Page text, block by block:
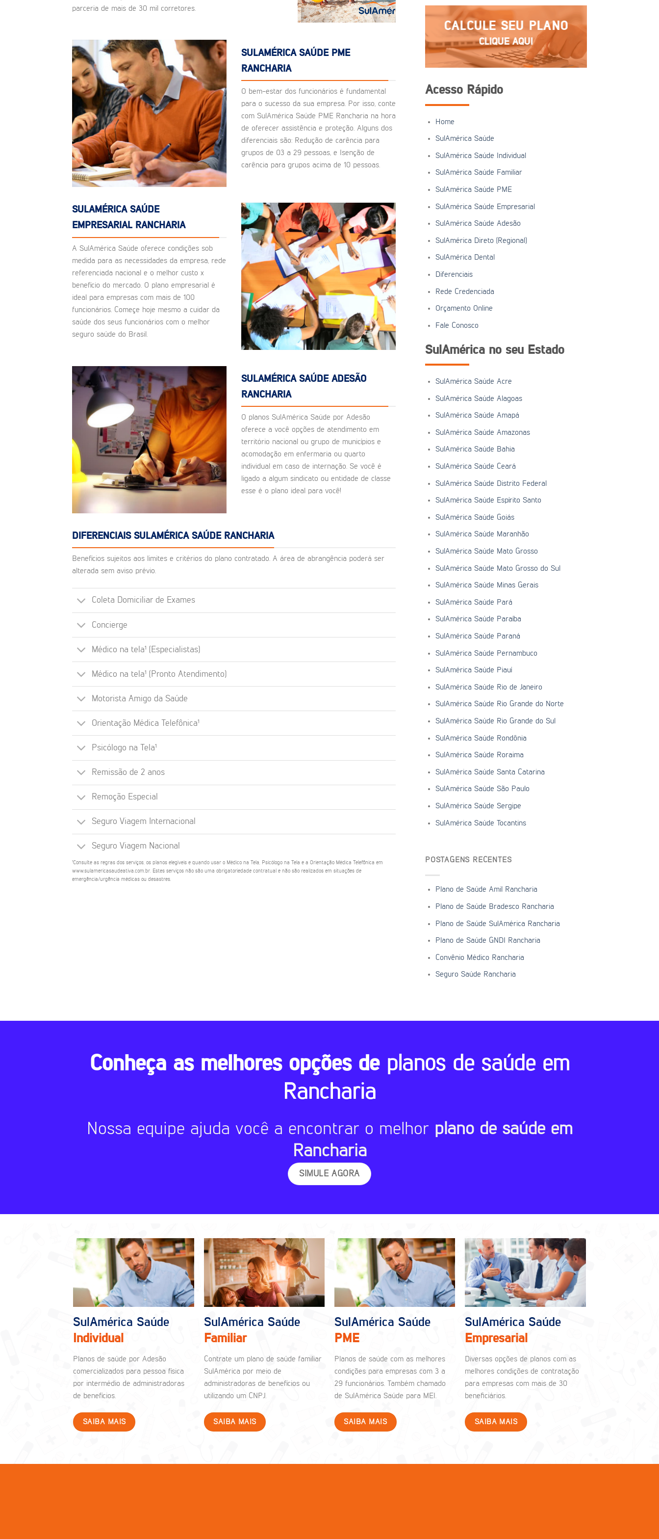
parceria de mais de 30 mil corretores.
SULAMÉRICA SAÚDE PME
RANCHARIA
O bem-estar dos funcionários é fundamental
para o sucesso da sua empresa. Por isso, conte
com SulAmérica Saúde PME Rancharia na hora
de oferecer assistência e proteção. Alguns dos
diferenciais são: Redução de carência para
grupos de 03 a 29 pessoas, e Isenção de
carência para grupos acima de 10 pessoas.
SULAMÉRICA SAÚDE
EMPRESARIAL RANCHARIA
A SulAmérica Saúde oferece condições sob
medida para as necessidades da empresa, rede
referenciada nacional e o melhor custo x
benefício do mercado. O plano empresarial é
ideal para empresas com mais de 100
funcionários. Começe hoje mesmo a cuidar da
saúde dos seus funcionários com o melhor
seguro saúde do Brasil.
SULAMÉRICA SAÚDE ADESÃO
RANCHARIA
O planos SulAmérica Saúde por Adesão
oferece a você opções de atendimento em
território nacional ou grupo de municípios e
acomodação em enfermaria ou quarto
individual em caso de internação. Se você é
ligado a algum sindicato ou entidade de classe
esse é o plano ideal para você!
DIFERENCIAIS SULAMÉRICA SAÚDE RANCHARIA
Benefícios sujeitos aos limites e critérios do plano contratado. A área de abrangência poderá ser
alterada sem aviso prévio.
Coleta Domiciliar de Exames
Concierge
Médico na tela¹ (Especialistas)
Médico na tela¹ (Pronto Atendimento)
Motorista Amigo da Saúde
Orientação Médica Telefônica¹
Psicólogo na Tela¹
Remissão de 2 anos
Remoção Especial
Seguro Viagem Internacional
Seguro Viagem Nacional
¹Consulte as regras dos serviços, os planos elegíveis e quando usar o Médico na Tela, Psicólogo na Tela e a Orientação Médica Telefônica em
www.sulamericasaudeativa.com.br. Estes serviços não são uma obrigatoriedade contratual e não são realizados em situações de
emergência/urgência médicas ou desastres.
CALCULE SEU PLANO
CLIQUE AQUI
Acesso Rápido
Home
SulAmérica Saúde
SulAmérica Saúde Individual
SulAmérica Saúde Familiar
SulAmérica Saúde PME
SulAmérica Saúde Empresarial
SulAmérica Saúde Adesão
SulAmérica Direto (Regional)
SulAmérica Dental
Diferenciais
Rede Credenciada
Orçamento Online
Fale Conosco
SulAmérica no seu Estado
SulAmérica Saúde Acre
SulAmérica Saúde Alagoas
SulAmérica Saúde Amapá
SulAmérica Saúde Amazonas
SulAmérica Saúde Bahia
SulAmérica Saúde Ceará
SulAmérica Saúde Distrito Federal
SulAmérica Saúde Espírito Santo
SulAmérica Saúde Goiás
SulAmérica Saúde Maranhão
SulAmérica Saúde Mato Grosso
SulAmérica Saúde Mato Grosso do Sul
SulAmérica Saúde Minas Gerais
SulAmérica Saúde Pará
SulAmérica Saúde Paraíba
SulAmérica Saúde Paraná
SulAmérica Saúde Pernambuco
SulAmérica Saúde Piauí
SulAmérica Saúde Rio de Janeiro
SulAmérica Saúde Rio Grande do Norte
SulAmérica Saúde Rio Grande do Sul
SulAmérica Saúde Rondônia
SulAmérica Saúde Roraima
SulAmérica Saúde Santa Catarina
SulAmérica Saúde São Paulo
SulAmérica Saúde Sergipe
SulAmérica Saúde Tocantins
POSTAGENS RECENTES
Plano de Saúde Amil Rancharia
Plano de Saúde Bradesco Rancharia
Plano de Saúde SulAmérica Rancharia
Plano de Saúde GNDI Rancharia
Convênio Médico Rancharia
Seguro Saúde Rancharia
Conheça as melhores opções de planos de saúde em
Rancharia
Nossa equipe ajuda você a encontrar o melhor plano de saúde em
Rancharia
SIMULE AGORA
SulAmérica Saúde
Individual
Planos de saúde por Adesão
comercializados para pessoa física
por intermédio de administradoras
de benefícios.
SAIBA MAIS
SulAmérica Saúde
Familiar
Contrate um plano de saúde familiar
SulAmérica por meio de
administradoras de benefícios ou
utilizando um CNPJ.
SAIBA MAIS
SulAmérica Saúde
PME
Planos de saúde com as melhores
condições para empresas com 3 a
29 funcionários. Também chamado
de SulAmérica Saúde para MEI.
SAIBA MAIS
SulAmérica Saúde
Empresarial
Diversas opções de planos com as
melhores condições de contratação
para empresas com mais de 30
beneficiários.
SAIBA MAIS